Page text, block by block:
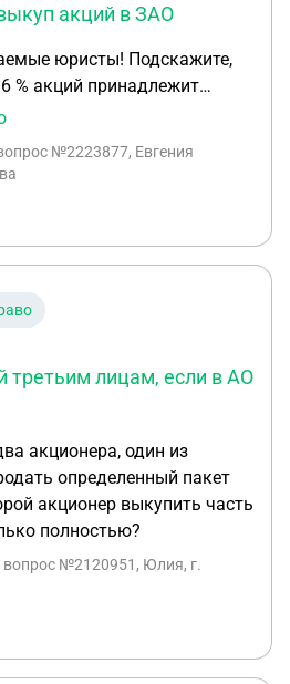
акций в ЗАО
Подскажите,
% акций принадлежит
ли он право
они не желают
№2223877, Евгения
третьим лицам, если в АО
акционера, один из
определенный пакет
акционер выкупить часть
полностью?
вопрос №2120951, Юлия, г.